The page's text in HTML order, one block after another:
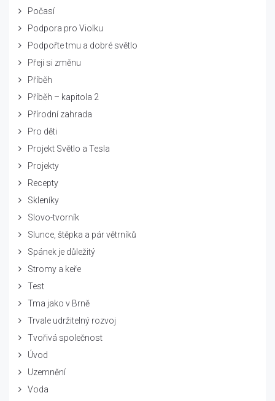
Počasí
Podpora pro Violku
Podpořte tmu a dobré světlo
Přeji si změnu
Příběh
Příběh – kapitola 2
Přírodní zahrada
Pro děti
Projekt Světlo a Tesla
Projekty
Recepty
Skleníky
Slovo-tvorník
Slunce, štěpka a pár větrníků
Spánek je důležitý
Stromy a keře
Test
Tma jako v Brně
Trvale udržitelný rozvoj
Tvořivá společnost
Úvod
Uzemnění
Voda